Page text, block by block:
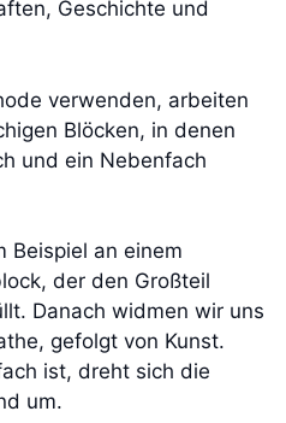
Geschichte und
verwenden, arbeiten
Blöcken, in denen
und ein Nebenfach
Beispiel an einem
der den Großteil
Danach widmen wir uns
gefolgt von Kunst.
ist, dreht sich die
um.